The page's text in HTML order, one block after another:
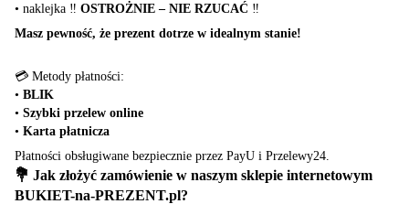
• naklejka ‼️ OSTROŻNIE – NIE RZUCAĆ ‼️
Masz pewność, że prezent dotrze w idealnym stanie!
💳 Metody płatności:
• BLIK
• Szybki przelew online
• Karta płatnicza
Płatności obsługiwane bezpiecznie przez PayU i Przelewy24.
💐 Jak złożyć zamówienie w naszym sklepie internetowym
BUKIET-na-PREZENT.pl?